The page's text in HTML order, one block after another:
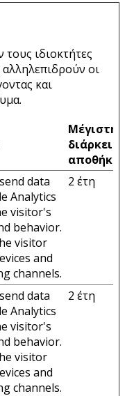
ιδιοκτήτες
οι
και
Μέγιστη
διάρκεια
data
Analytics
visitor's
behavior.
visitor
and
channels.
2 έτη
data
Analytics
visitor's
behavior.
visitor
and
channels.
2 έτη